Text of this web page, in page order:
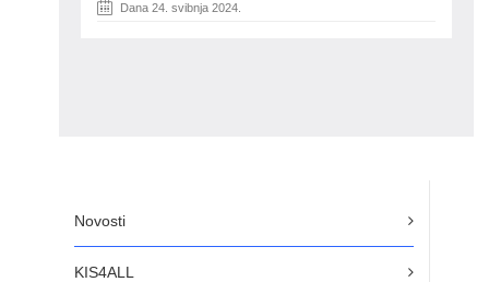
Novosti
KIS4ALL
Dana 24. svibnja 2024.